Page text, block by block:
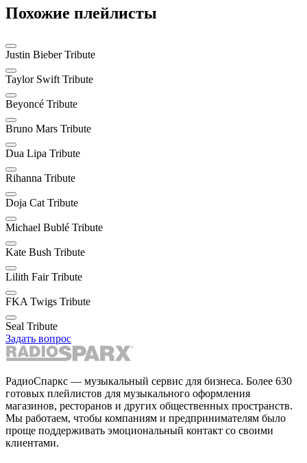
Похожие плейлисты
Justin Bieber Tribute
Taylor Swift Tribute
Beyoncé Tribute
Bruno Mars Tribute
Dua Lipa Tribute
Rihanna Tribute
Doja Cat Tribute
Michael Bublé Tribute
Kate Bush Tribute
Lilith Fair Tribute
FKA Twigs Tribute
Seal Tribute
Задать вопрос
РадиоСпаркс — музыкальный сервис для бизнеса. Более 630
готовых плейлистов для музыкального оформления
магазинов, ресторанов и других общественных пространств.
Мы работаем, чтобы компаниям и предпринимателям было
проще поддерживать эмоциональный контакт со своими
клиентами.